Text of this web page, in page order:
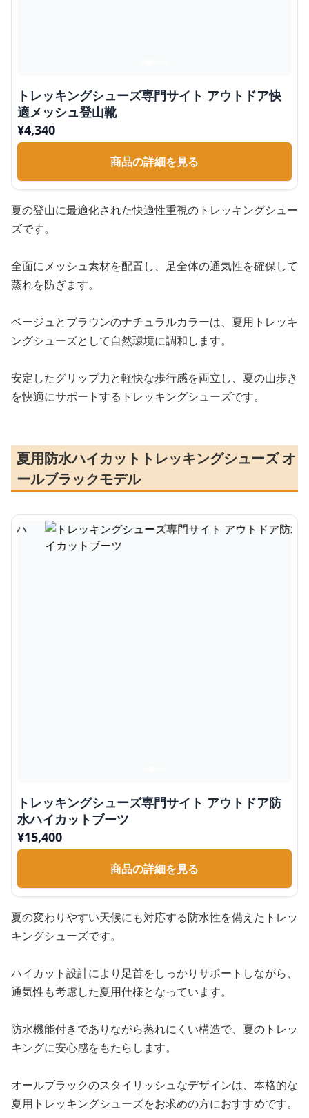
トレッキングシューズ専門サイト アウトドア快
適メッシュ登山靴
¥4,340
商品の詳細を見る
夏の登山に最適化された快適性重視のトレッキングシュー
ズです。
全面にメッシュ素材を配置し、足全体の通気性を確保して
蒸れを防ぎます。
ベージュとブラウンのナチュラルカラーは、夏用トレッキ
ングシューズとして自然環境に調和します。
安定したグリップ力と軽快な歩行感を両立し、夏の山歩き
を快適にサポートするトレッキングシューズです。
夏用防水ハイカットトレッキングシューズ オ
ールブラックモデル
トレッキングシューズ専門サイト アウトドア防
水ハイカットブーツ
¥15,400
商品の詳細を見る
夏の変わりやすい天候にも対応する防水性を備えたトレッ
キングシューズです。
ハイカット設計により足首をしっかりサポートしながら、
通気性も考慮した夏用仕様となっています。
防水機能付きでありながら蒸れにくい構造で、夏のトレッ
キングに安心感をもたらします。
オールブラックのスタイリッシュなデザインは、本格的な
夏用トレッキングシューズをお求めの方におすすめです。